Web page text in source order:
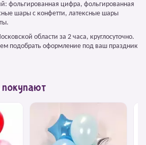
фольгированная цифра, фольгированная
шары с конфетти, латексные шары
области за 2 часа, круглосуточно.
подобрать оформление под ваш праздник